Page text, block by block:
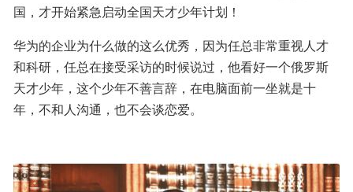
国，才开始紧急启动全国天才少年计划！
华为的企业为什么做的这么优秀，因为任总非常重视人才
和科研，任总在接受采访的时候说过，他看好一个俄罗斯
天才少年，这个少年不善言辞，在电脑面前一坐就是十
年，不和人沟通，也不会谈恋爱。